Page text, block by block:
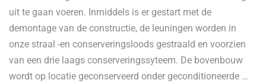
uit te gaan voeren. Inmiddels is er gestart met de
demontage van de constructie, de leuningen worden in
onze straal -en conserveringsloods gestraald en voorzien
van een drie laags conserveringssyteem. De bovenbouw
wordt op locatie geconserveerd onder geconditioneerde …